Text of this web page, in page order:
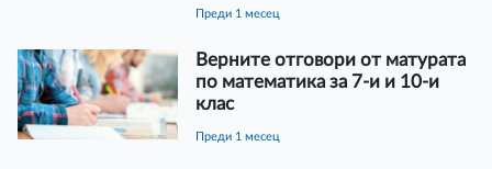
преди 1 месец
Верните отговори от матурата
по математика за 7-и и 10-и
клас
преди 1 месец